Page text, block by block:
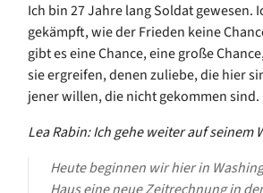
Ich bin 27 Jahre lang Soldat gewesen.
gekämpft, wie der Frieden keine
gibt es eine Chance, eine große
sie ergreifen, denen zuliebe, die hier
jener willen, die nicht gekommen sind.
Lea Rabin: Ich gehe weiter auf seinem
Heute beginnen wir hier in